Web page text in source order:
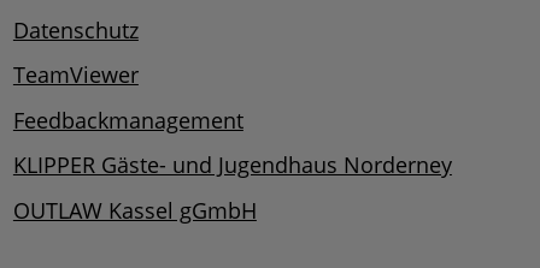
Datenschutz
TeamViewer
Feedbackmanagement
KLIPPER Gäste- und Jugendhaus Norderney
OUTLAW Kassel gGmbH